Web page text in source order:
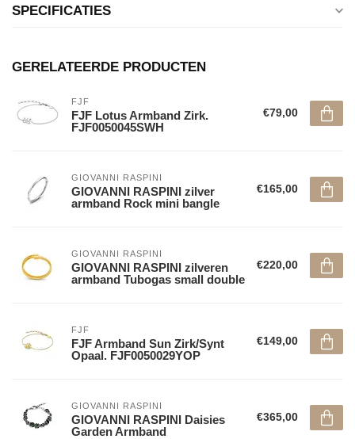
SPECIFICATIES
GERELATEERDE PRODUCTEN
FJF
FJF Lotus Armband Zirk.
FJF0050045SWH
€79,00
GIOVANNI RASPINI
GIOVANNI RASPINI zilver
armband Rock mini bangle
€165,00
GIOVANNI RASPINI
GIOVANNI RASPINI zilveren
armband Tubogas small double
€220,00
FJF
FJF Armband Sun Zirk/Synt
Opaal. FJF0050029YOP
€149,00
GIOVANNI RASPINI
GIOVANNI RASPINI Daisies
Garden Armband
€365,00